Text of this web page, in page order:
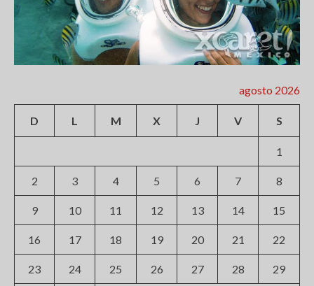
agosto 2026
D L M X J V S
1
2 3 4 5 6 7 8
9 10 11 12 13 14 15
16 17 18 19 20 21 22
23 24 25 26 27 28 29